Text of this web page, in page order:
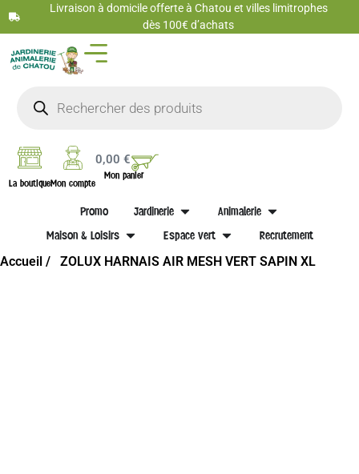
Livraison à domicile offerte à Chatou et villes limitrophes
dès 100€ d’achats
La boutiqueMon compte
0,00€
Mon panier
Promo Jardinerie
Animalerie
Maison & Loisirs
Espace vert Recrutement
Accueil / ZOLUX HARNAIS AIR MESH VERT SAPIN XL